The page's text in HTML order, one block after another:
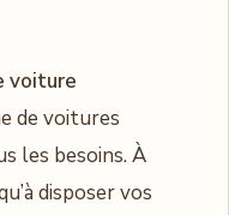
voiture
de voitures
les besoins. À
disposer vos